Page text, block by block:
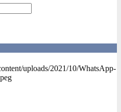
uploads/2021/10/WhatsApp-